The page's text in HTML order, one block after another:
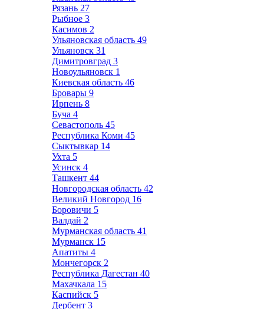
Рязань 27
Рыбное 3
Касимов 2
Ульяновская область 49
Ульяновск 31
Димитровград 3
Новоульяновск 1
Киевская область 46
Бровары 9
Ирпень 8
Буча 4
Севастополь 45
Республика Коми 45
Сыктывкар 14
Ухта 5
Усинск 4
Ташкент 44
Новгородская область 42
Великий Новгород 16
Боровичи 5
Валдай 2
Мурманская область 41
Мурманск 15
Апатиты 4
Мончегорск 2
Республика Дагестан 40
Махачкала 15
Каспийск 5
Дербент 3